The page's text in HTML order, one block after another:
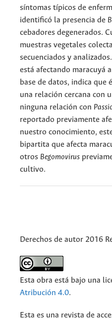
síntomas típicos de
identificó la presencia de
cebadores degenerados.
muestras vegetales
secuenciados y
está afectando maracuyá
base de datos, indica que
una relación cercana con
ninguna relación con
reportado previamente
nuestro conocimiento,
bipartita que afecta
otros Begomovirus
cultivo.
Derechos de autor 2016
Esta obra está bajo una
Atribución 4.0.
Esta es una revista de